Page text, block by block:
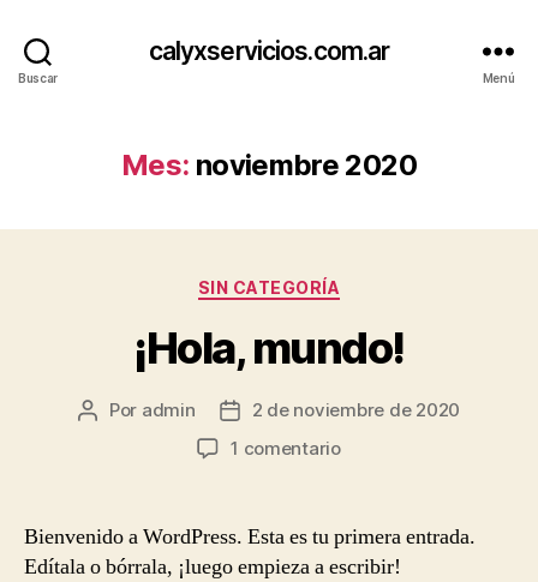
Buscar
calyxservicios.com.ar
Menú
Mes: noviembre 2020
Categorías
SIN CATEGORÍA
¡Hola, mundo!
Autor
Por admin
Fecha
de
2 de noviembre de 2020
1 comentarioen
Bienvenido a WordPress. Esta es tu primera entrada.
Edítala o bórrala, ¡luego empieza a escribir!